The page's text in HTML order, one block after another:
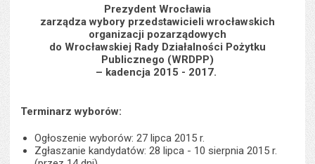
Prezydent Wrocławia
zarządza wybory przedstawicieli wrocławskich
organizacji pozarządowych
do Wrocławskiej Rady Działalności Pożytku
Publicznego (WRDPP)
– kadencja 2015 - 2017.
Terminarz wyborów:
Ogłoszenie wyborów: 27 lipca 2015 r.
Zgłaszanie kandydatów: 28 lipca - 10 sierpnia 2015 r.